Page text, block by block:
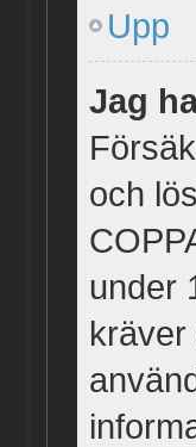
Upp
Jag
och
under